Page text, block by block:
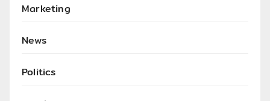
Marketing
News
Politics